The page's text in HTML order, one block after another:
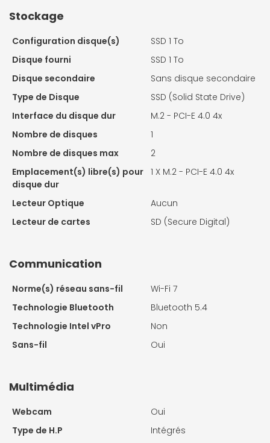
Stockage
Configuration disque(s)
SSD 1 To
Disque fourni
SSD 1 To
Disque secondaire
Sans disque secondaire
Type de Disque
SSD (Solid State Drive)
Interface du disque dur
M.2 - PCI-E 4.0 4x
Nombre de disques
1
Nombre de disques max
2
Emplacement(s) libre(s) pour
disque dur
1 X M.2 - PCI-E 4.0 4x
Lecteur Optique
Aucun
Lecteur de cartes
SD (Secure Digital)
Communication
Norme(s) réseau sans-fil
Wi-Fi 7
Technologie Bluetooth
Bluetooth 5.4
Technologie Intel vPro
Non
Sans-fil
Oui
Multimédia
Webcam
Oui
Type de H.P
Intégrés